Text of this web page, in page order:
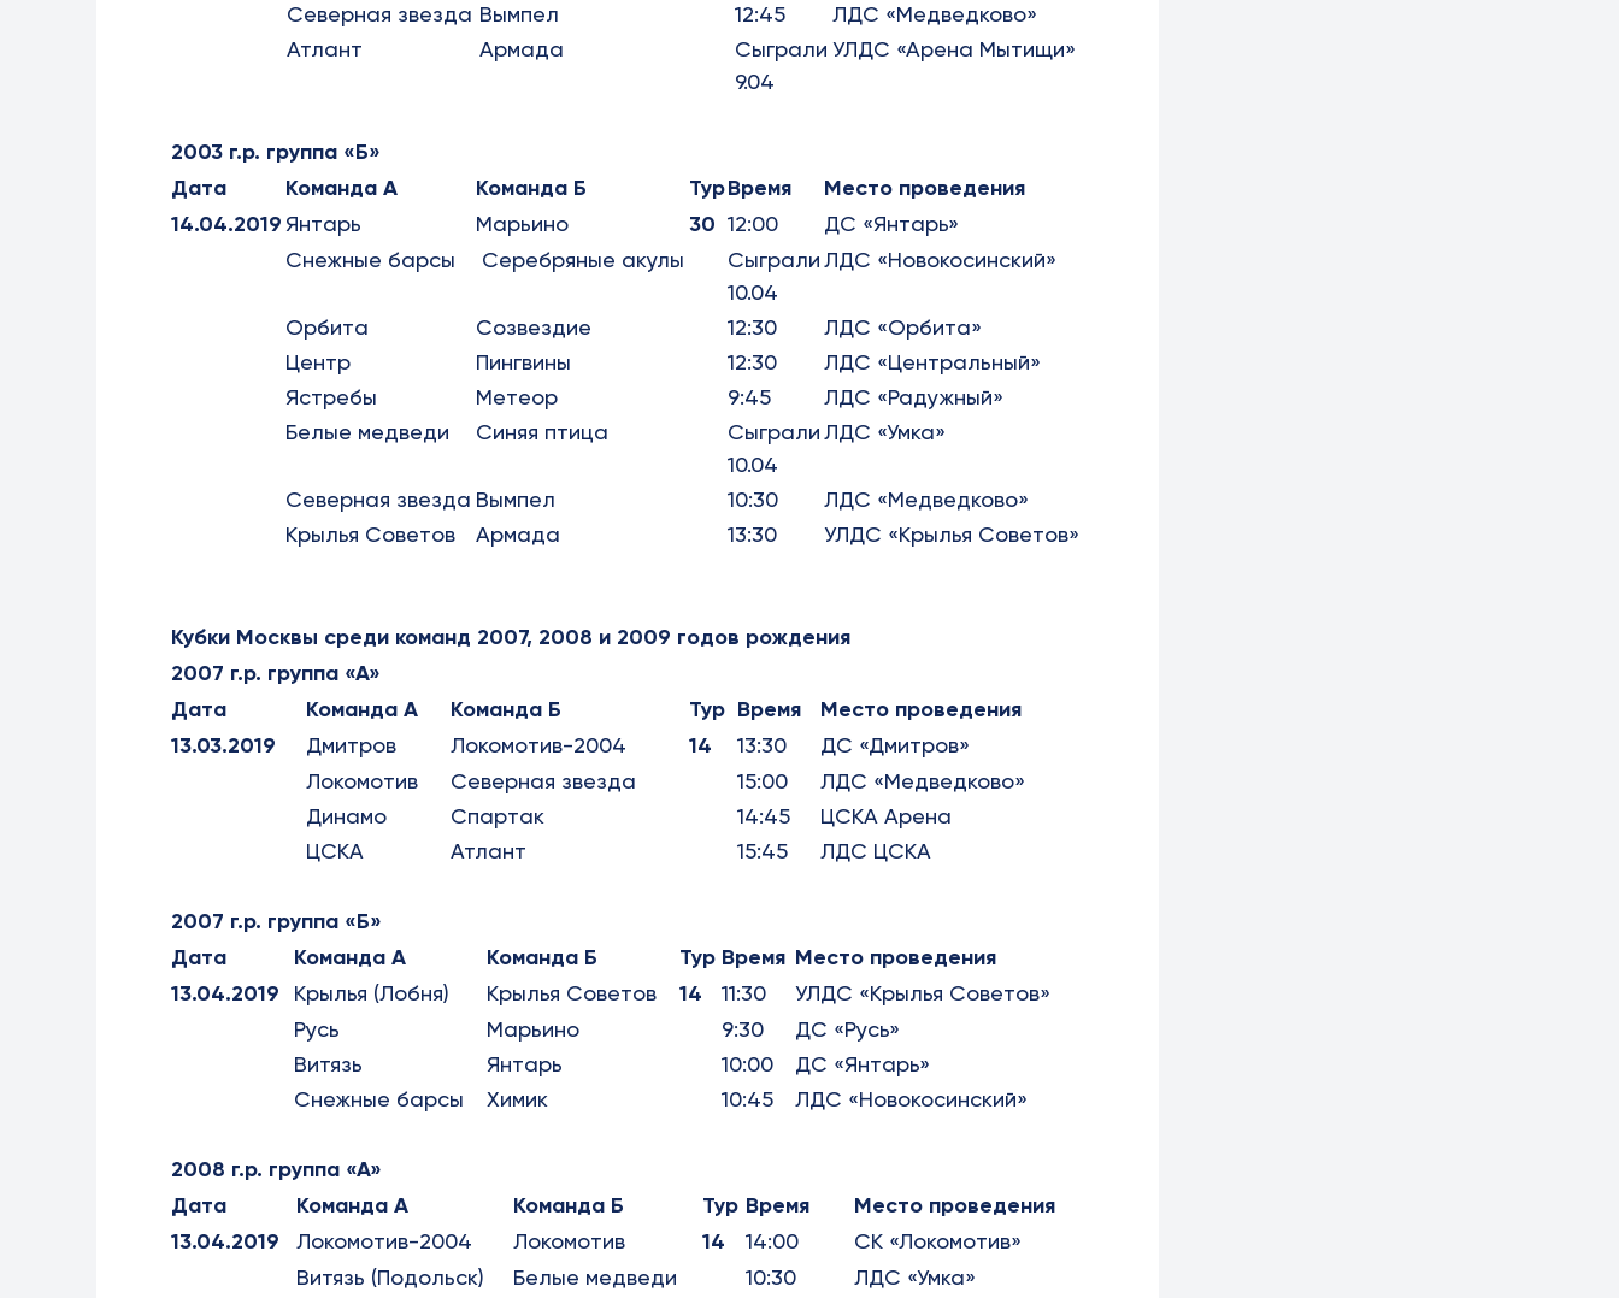
Северная звезда Вымпел 12:45
ЛДС «Медведково»
Атлант
Армада
Сыграли
9.04
УЛДС «Арена Мытищи»
2003 г.р. группа «Б»
Дата
Команда А Команда Б ТурВремя
Место проведения
14.04.2019 Янтарь Марьино 30 12:00
ДС «Янтарь»
Снежные барсы
Серебряные акулы
Сыграли
10.04
ЛДС «Новокосинский»
Орбита Созвездие 12:30
ЛДС «Орбита»
Центр
Пингвины 12:30
ЛДС «Центральный»
Ястребы
Метеор 9:45
ЛДС «Радужный»
Белые медведи
Синяя птица
Сыграли
10.04
ЛДС «Умка»
Северная звезда Вымпел 10:30
ЛДС «Медведково»
Крылья Советов
Армада 13:30 УЛДС «Крылья Советов»
Кубки Москвы среди команд 2007, 2008 и 2009 годов рождения
2007 г.р. группа «А»
Дата
Команда А Команда Б Тур Время
Место проведения
13.03.2019
Дмитров Локомотив-2004 14 13:30
ДС «Дмитров»
Локомотив
Северная звезда 15:00
ЛДС «Медведково»
Динамо
Спартак 14:45
ЦСКА Арена
ЦСКА
Атлант 15:45 ЛДС ЦСКА
2007 г.р. группа «Б»
Дата
Команда А Команда Б Тур Время Место проведения
13.04.2019
Крылья (Лобня) Крылья Советов 14 11:30
УЛДС «Крылья Советов»
Русь
Марьино 9:30
ДС «Русь»
Витязь
Янтарь 10:00
ДС «Янтарь»
Снежные барсы
Химик 10:45 ЛДС «Новокосинский»
2008 г.р. группа «А»
Дата
Команда А Команда Б Тур Время
Место проведения
13.04.2019
Локомотив-2004 Локомотив 14 14:00
СК «Локомотив»
Витязь (Подольск)
Белые медведи 10:30
ЛДС «Умка»